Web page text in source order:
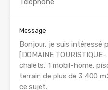
Message